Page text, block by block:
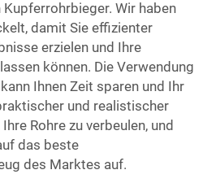
Wir haben
damit Sie effizienter
erzielen und Ihre
können. Die Verwendung
Ihnen Zeit sparen und Ihr
und realistischer
Rohre zu verbeulen, und
das beste
des Marktes auf.